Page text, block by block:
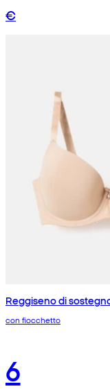
€
Reggiseno di
con fiocchetto
6